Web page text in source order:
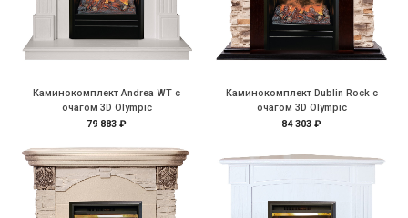
Каминокомплект Andrea WT с
очагом 3D Olympic
79 883 ₽
Каминокомплект Dublin Rock с
очагом 3D Olympic
84 303 ₽